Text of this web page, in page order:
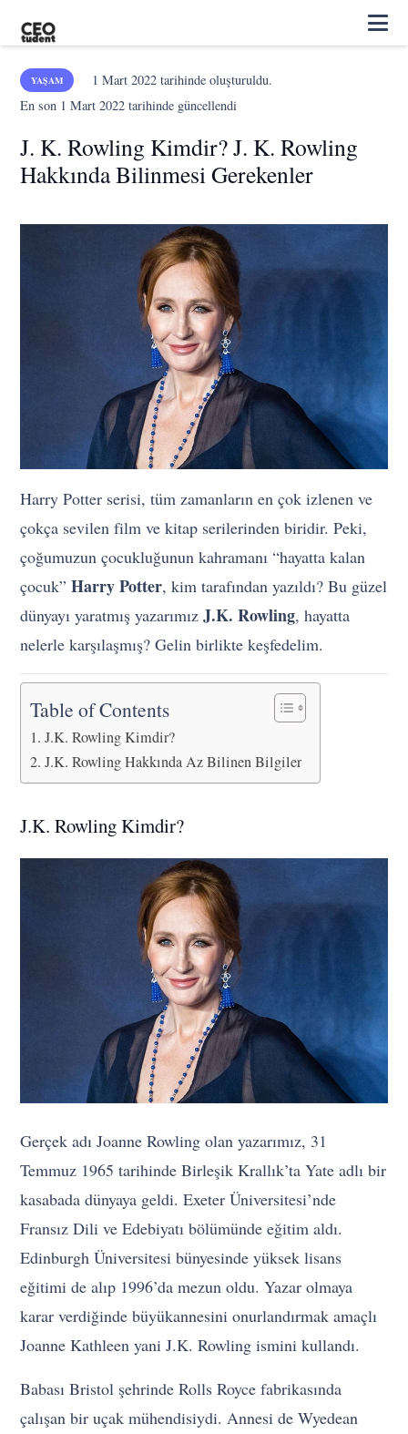
YAŞAM 1 Mart 2022tarihinde oluşturuldu.
En son 1 Mart 2022 tarihinde güncellendi
J. K. Rowling Kimdir? J. K. Rowling
Hakkında Bilinmesi Gerekenler
Harry Potter serisi, tüm zamanların en çok izlenen ve
çokça sevilen film ve kitap serilerinden biridir. Peki,
çoğumuzun çocukluğunun kahramanı “hayatta kalan
çocuk”Harry Potter, kim tarafından yazıldı? Bu güzel
dünyayı yaratmış yazarımız J.K. Rowling, hayatta
nelerle karşılaşmış? Gelin birlikte keşfedelim.
Table of Contents
J.K. Rowling Kimdir?
J.K. Rowling Hakkında Az Bilinen Bilgiler
J.K. Rowling Kimdir?
Gerçek adı Joanne Rowling olan yazarımız, 31
Temmuz 1965 tarihinde Birleşik Krallık’ta Yate adlı bir
kasabada dünyaya geldi. Exeter Üniversitesi’nde
Fransız Dili ve Edebiyatı bölümünde eğitim aldı.
Edinburgh Üniversitesi bünyesinde yüksek lisans
eğitimi de alıp 1996’da mezun oldu. Yazar olmaya
karar verdiğinde büyükannesini onurlandırmak amaçlı
Joanne Kathleen yani J.K. Rowling ismini kullandı.
Babası Bristol şehrinde Rolls Royce fabrikasında
çalışan bir uçak mühendisiydi. Annesi de Wyedean